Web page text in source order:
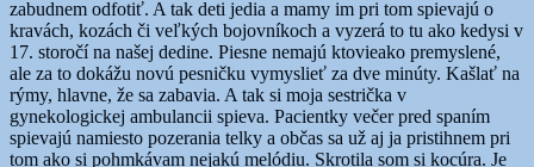
zabudnem odfotiť. A tak deti jedia a mamy im pri tom spievajú o
kravách, kozách či veľkých bojovníkoch a vyzerá to tu ako kedysi v
17. storočí na našej dedine. Piesne nemajú ktovieako premyslené,
ale za to dokážu novú pesničku vymyslieť za dve minúty. Kašlať na
rýmy, hlavne, že sa zabavia. A tak si moja sestrička v
gynekologickej ambulancii spieva. Pacientky večer pred spaním
spievajú namiesto pozerania telky a občas sa už aj ja pristihnem pri
tom ako si pohmkávam nejakú melódiu. Skrotila som si kocúra. Je